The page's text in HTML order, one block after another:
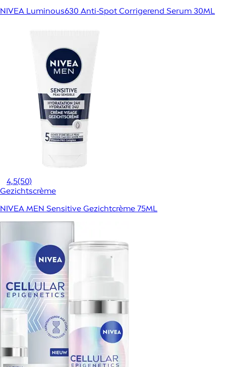
NIVEA Luminous630 Anti-Spot Corrigerend Serum 30ML
4,5(50)
Gezichtscrème
NIVEA MEN Sensitive Gezichtcrème 75ML